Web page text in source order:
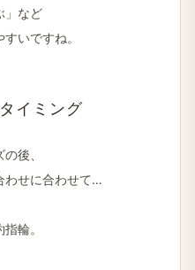
」など
いですね。
イミング
後、
わせに​合わせて…
輪。